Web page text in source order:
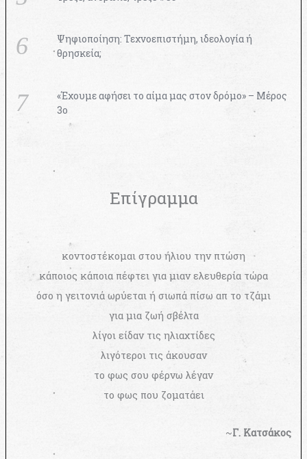
Ψηφιοποίηση: Τεχνοεπιστήμη, ιδεολογία ή
θρησκεία;
«Έχουμε αφήσει το αίμα μας στον δρόμο» – Μέρος
3ο
Επίγραμμα
κοντοστέκομαι στου ήλιου την πτώση
κάποιος κάποια πέφτει για μιαν ελευθερία τώρα
όσο η γειτονιά ωρύεται ή σιωπά πίσω απ το τζάμι
για μια ζωή σβέλτα
λίγοι είδαν τις ηλιαχτίδες
λιγότεροι τις άκουσαν
το φως σου φέρνω λέγαν
το φως που ζοματάει
~Γ. Κατσάκος